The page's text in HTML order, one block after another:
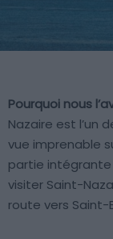
Pourquoi nous
Nazaire est l’un
vue imprenable
partie intégrante
visiter Saint-
route vers Saint-